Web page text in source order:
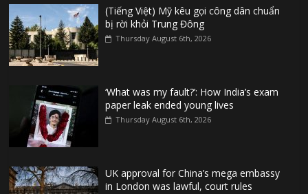
(Tiếng Việt) Mỹ kêu gọi công dân chuẩn
bị rời khỏi Trung Đông
Thursday August 6th, 2026
‘What was my fault?’: How India’s exam
paper leak ended young lives
Thursday August 6th, 2026
UK approval for China’s mega embassy
in London was lawful, court rules